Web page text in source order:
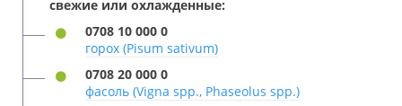
свежие или охлажденные:
0708 10 000 0
горох (Pisum sativum)
0708 20 000 0
фасоль (Vigna spp., Phaseolus spp.)